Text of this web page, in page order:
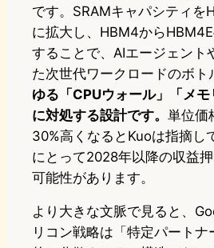
です。SRAMキャパシティ
に拡大し、HBM4から
することで、AIエージェント
た次世代ワークロードのボ
ゆる「CPUウォール」「メ
に対処する設計です。 単位価
30%高くなるとKuoは指摘し
にとって2028年以降の収益
可能性があります。
より大きな文脈で見ると、
リコン戦略は「特定パートナ